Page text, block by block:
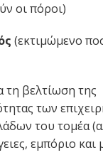
οι πόροι)
(εκτιμώμενο
τη βελτίωση της
των
του τομέα
εμπόριο και